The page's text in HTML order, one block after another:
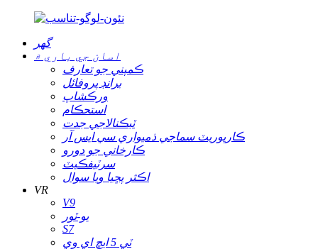
گھر
اسان جي باري ۾
ڪمپني جو تعارف
برانڊ پروفائل
ورڪشاپ
استحڪام
ٽيڪنالاجي جدت
ڪارپوريٽ سماجي ذميواري سي ايس آر
ڪارخاني جو دورو
سرٽيفڪيٽ
اڪثر پڇيا ويا سوال
VR
V9
يو-ٽور
S7
ٽي 5 ايڇ اي وي